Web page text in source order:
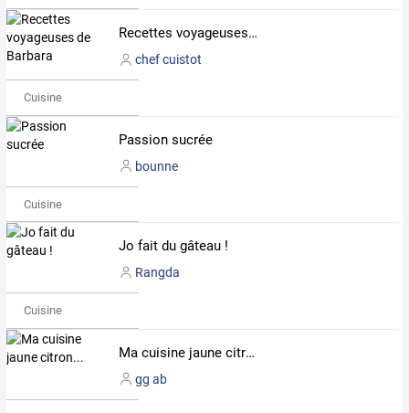
Recettes voyageuses de Barbara
chef cuistot
Cuisine
Passion sucrée
bounne
Cuisine
Jo fait du gâteau !
Rangda
Cuisine
Ma cuisine jaune citron...
gg ab